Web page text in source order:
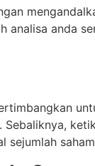
anda
sejumlah